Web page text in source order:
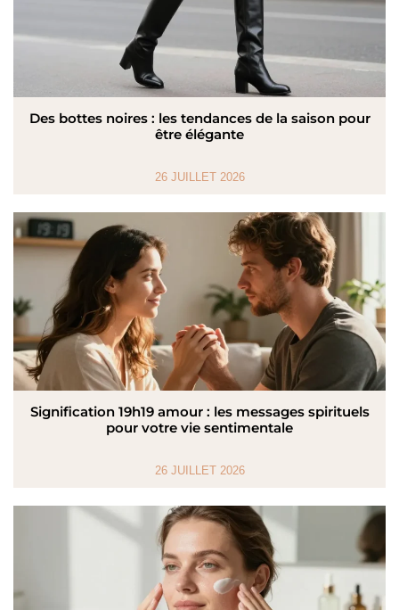
Des bottes noires : les tendances de la saison pour
être élégante
26 JUILLET 2026
Signification 19h19 amour : les messages spirituels
pour votre vie sentimentale
26 JUILLET 2026